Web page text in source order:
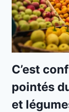
C’est
pointés
et